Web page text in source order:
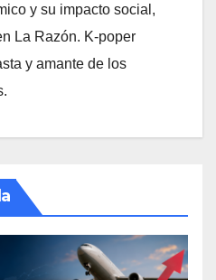
y su impacto social,
La Razón. K-poper
y amante de los